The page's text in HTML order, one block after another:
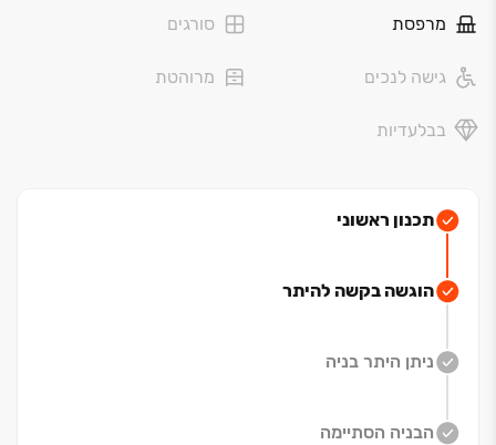
מרפסת סורגים
גישה לנכים מרוהטת
בבלעדיות
תכנון ראשוני
הוגשה בקשה להיתר
ניתן היתר בניה
הבניה הסתיימה